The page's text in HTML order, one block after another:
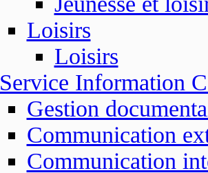
Loisirs
Loisirs
Service Information
Gestion
Communication
Communication